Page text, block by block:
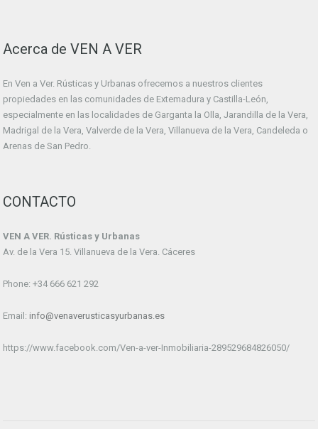
Acerca de VEN A VER
En Ven a Ver. Rústicas y Urbanas ofrecemos a nuestros clientes
propiedades en las comunidades de Extemadura y Castilla-León,
especialmente en las localidades de Garganta la Olla, Jarandilla de la Vera,
Madrigal de la Vera, Valverde de la Vera, Villanueva de la Vera, Candeleda o
Arenas de San Pedro.
CONTACTO
VEN A VER. Rústicas y Urbanas
Av. de la Vera 15. Villanueva de la Vera. Cáceres
Phone: +34 666 621 292
Email: info@venaverusticasyurbanas.es
https://www.facebook.com/Ven-a-ver-Inmobiliaria-289529684826050/